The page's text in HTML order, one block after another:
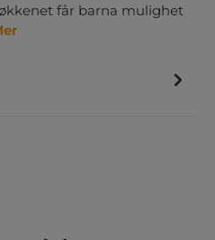
får barna mulighet